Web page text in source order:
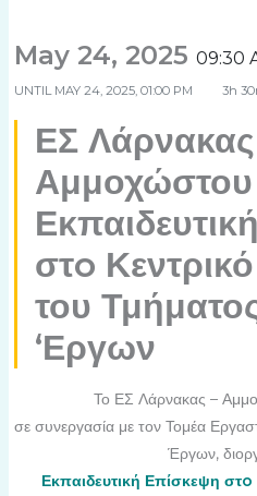
May 24, 2025 09:30
UNTIL MAY 24, 2025, 01:00 PM 3h
ΕΣ
στo
του
‘Εργων
Το ΕΣ Λάρνακας –
σε συνεργασία με τον Τομέα
Έργων,
Εκπαιδευτική Επίσκεψη